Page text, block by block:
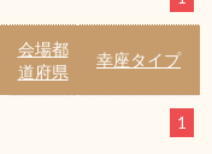
会場都
道府県
幸座タイプ
1